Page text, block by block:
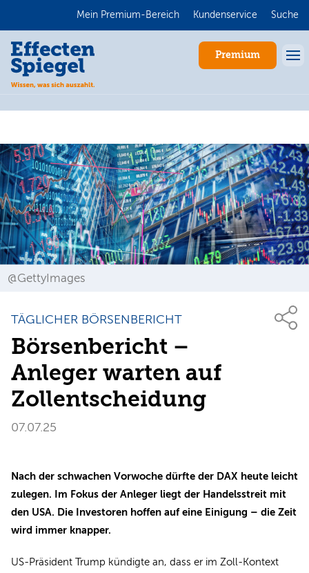
Mein Premium-Bereich Kundenservice Suche
Premium
@GettyImages
TÄGLICHER BÖRSENBERICHT
Börsenbericht –
Anleger warten auf
Zollentscheidung
07.07.25
Nach der schwachen Vorwoche dürfte der DAX heute leicht
zulegen. Im Fokus der Anleger liegt der Handelsstreit mit
den USA. Die Investoren hoffen auf eine Einigung – die Zeit
wird immer knapper.
US-Präsident Trump kündigte an, dass er im Zoll-Kontext
Anmelden